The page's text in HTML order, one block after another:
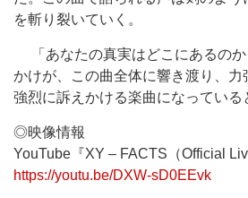
を斬り裂いていく。
「あなたの真実はどこにあるのか
かけが、この曲全体に響き渡り、力
強烈に訴えかける楽曲になっている
◎映像情報
YouTube『XY – FACTS（Official
https://youtu.be/DXW-sD0EEvk